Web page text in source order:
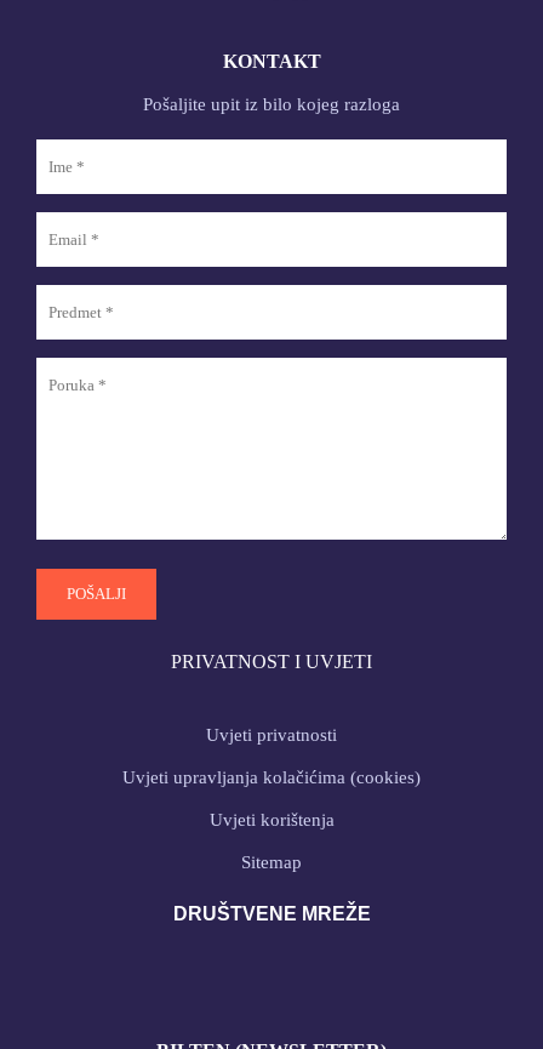
KONTAKT
Pošaljite upit iz bilo kojeg razloga
PRIVATNOST I UVJETI
Uvjeti privatnosti
Uvjeti upravljanja kolačićima (cookies)
Uvjeti korištenja
Sitemap
DRUŠTVENE MREŽE